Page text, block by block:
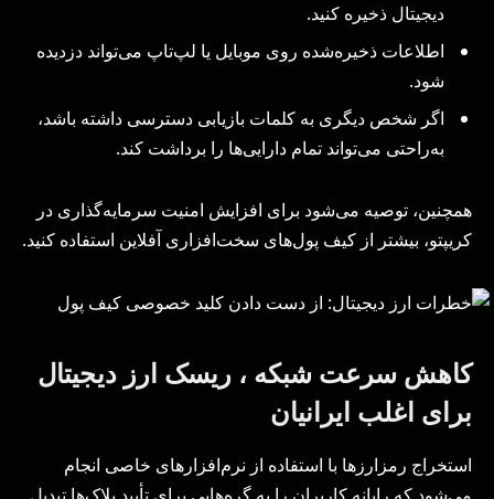
دیجیتال ذخیره کنید.
اطلاعات ذخیره‌شده روی موبایل یا لپ‌تاپ می‌تواند دزدیده
شود.
اگر شخص دیگری به کلمات بازیابی دسترسی داشته باشد،
به‌راحتی می‌تواند تمام دارایی‌ها را برداشت کند.
همچنین، توصیه می‌شود برای افزایش امنیت سرمایه‌گذاری در
کریپتو، بیشتر از کیف پول‌های سخت‌افزاری آفلاین استفاده کنید.
کاهش سرعت شبکه ، ریسک ارز دیجیتال
برای اغلب ایرانیان
استخراج رمزارزها با استفاده از نرم‌افزارهای خاصی انجام